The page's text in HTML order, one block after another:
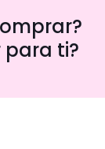
para ti?